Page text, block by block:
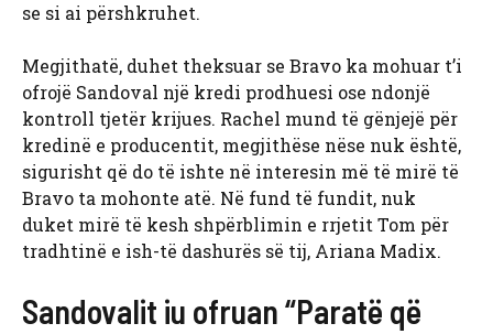
se si ai përshkruhet.
Megjithatë, duhet theksuar se Bravo ka mohuar t’i
ofrojë Sandoval një kredi prodhuesi ose ndonjë
kontroll tjetër krijues. Rachel mund të gënjejë për
kredinë e producentit, megjithëse nëse nuk është,
sigurisht që do të ishte në interesin më të mirë të
Bravo ta mohonte atë. Në fund të fundit, nuk
duket mirë të kesh shpërblimin e rrjetit Tom për
tradhtinë e ish-të dashurës së tij, Ariana Madix.
Sandovalit iu ofruan “Paratë që